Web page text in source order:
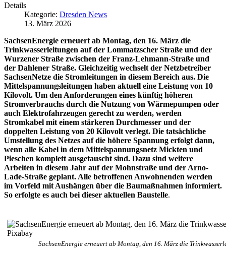
Details
Kategorie: Dresden News
13. März 2026
SachsenEnergie erneuert ab Montag, den 16. März die
Trinkwasserleitungen auf der Lommatzscher Straße und der
Wurzener Straße zwischen der Franz-Lehmann-Straße und
der Dahlener Straße. Gleichzeitig wechselt der Netzbetreiber
SachsenNetze die Stromleitungen in diesem Bereich aus. Die
Mittelspannungsleitungen haben aktuell eine Leistung von 10
Kilovolt. Um den Anforderungen eines künftig höheren
Stromverbrauchs durch die Nutzung von Wärmepumpen oder
auch Elektrofahrzeugen gerecht zu werden, werden
Stromkabel mit einem stärkeren Durchmesser und der
doppelten Leistung von 20 Kilovolt verlegt. Die tatsächliche
Umstellung des Netzes auf die höhere Spannung erfolgt dann,
wenn alle Kabel in dem Mittelspannungsnetz Mickten und
Pieschen komplett ausgetauscht sind. Dazu sind weitere
Arbeiten in diesem Jahr auf der Mohnstraße und der Arno-
Lade-Straße geplant. Alle betroffenen Anwohnenden werden
im Vorfeld mit Aushängen über die Baumaßnahmen informiert.
So erfolgte es auch bei dieser aktuellen Baustelle.
SachsenEnergie erneuert ab Montag, den 16. März die